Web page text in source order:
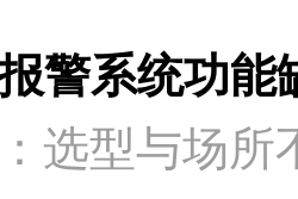
警系统功能
选型与场所